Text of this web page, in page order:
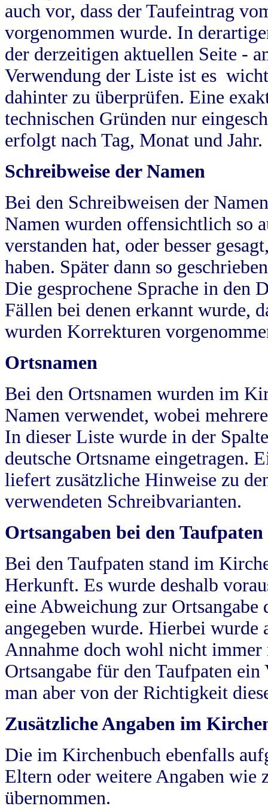
auch vor, dass der Taufeintrag
vorgenommen wurde. In
der derzeitigen aktuellen Seite -
Verwendung der Liste ist es
dahinter zu überprüfen. Eine
technischen Gründen nur
erfolgt nach Tag, Monat und Jahr.
Schreibweise der Namen
Bei den Schreibweisen der
Namen wurden offensichtlich so
verstanden hat, oder besser
haben. Später dann so
Die gesprochene Sprache in
Fällen bei denen erkannt wurde,
wurden Korrekturen
Ortsnamen
Bei den Ortsnamen wurden im
Namen verwendet, wobei
In dieser Liste wurde in der
deutsche Ortsname eingetragen.
liefert zusätzliche Hinweise zu
verwendeten Schreibvarianten.
Ortsangaben bei den Taufpaten
Bei den Taufpaten stand im
Herkunft. Es wurde deshalb
eine Abweichung zur
angegeben wurde. Hierbei wurde
Annahme doch wohl nicht
Ortsangabe für den Taufpaten
man aber von der Richtigkeit
Zusätzliche Angaben im
Die im Kirchenbuch ebenfalls
Eltern oder weitere Angaben wie
übernommen.